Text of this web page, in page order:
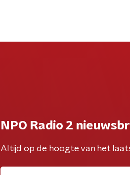
NPO Radio 2
Altijd op de hoogte van het